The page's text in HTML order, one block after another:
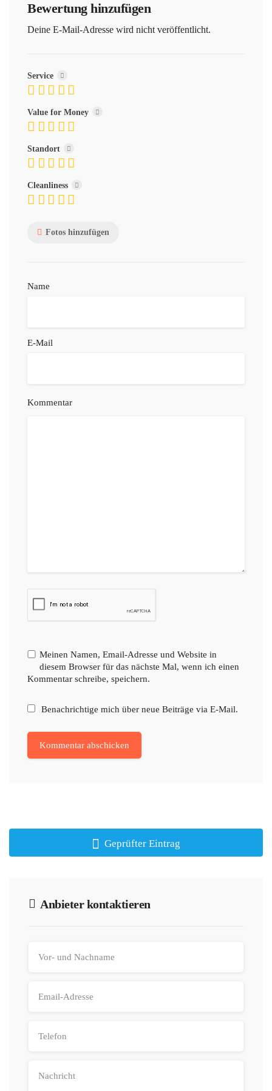
Bewertung hinzufügen
Deine E-Mail-Adresse wird nicht veröffentlicht.
Service
Value for Money
Standort
Cleanliness
Fotos hinzufügen
Name
E-Mail
Kommentar
Meinen Namen, Email-Adresse und Website in
diesem Browser für das nächste Mal, wenn ich einen
Kommentar schreibe, speichern.
Benachrichtige mich über neue Beiträge via E-Mail.
Geprüfter Eintrag
Anbieter kontaktieren